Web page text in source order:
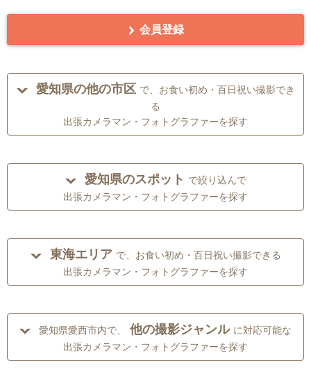
会員登録
愛知県の他の市区 で、お食い初め・百日祝い撮影でき
る
出張カメラマン・フォトグラファーを探す
愛知県のスポット で絞り込んで
出張カメラマン・フォトグラファーを探す
東海エリア で、お食い初め・百日祝い撮影できる
出張カメラマン・フォトグラファーを探す
愛知県愛西市内で、 他の撮影ジャンル に対応可能な
出張カメラマン・フォトグラファーを探す